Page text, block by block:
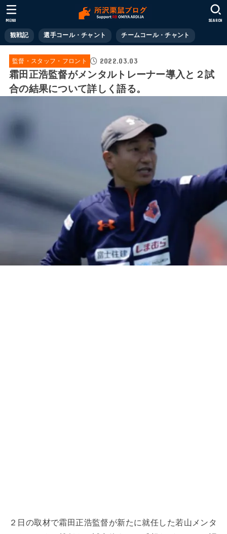
観戦記 選手コール・チャント チームコール・チャント
SEARCH
MENU
監督・スタッフ・フロント 2022.03.03
霜田正浩監督がメンタルトレーナー導入と２試
合の結果について詳しく語る。
２日の取材で霜田正浩監督が新たに就任した若山メンタ